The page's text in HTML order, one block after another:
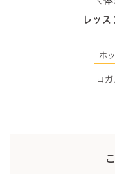
レッ
ホ
ヨ